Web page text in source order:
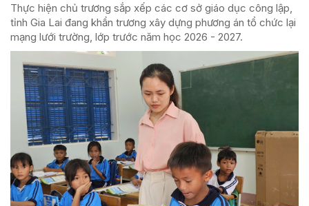
Thực hiện chủ trương sắp xếp các cơ sở giáo dục công lập,
tỉnh Gia Lai đang khẩn trương xây dựng phương án tổ chức lại
mạng lưới trường, lớp trước năm học 2026 - 2027.